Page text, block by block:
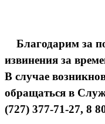
Благодарим за
извинения за
В случае
обращаться в
(727) 377-71-27, 8